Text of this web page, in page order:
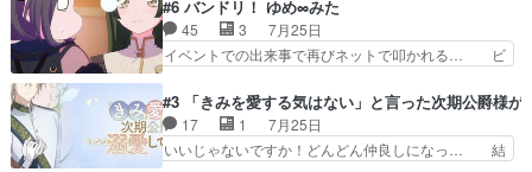
からのいらすとやは草だった。… 今回は亜也子回
でしたね頼もしさと乙女らし… 貞宗、キモいギョ
ロ目としか思ってなかった…
らず生物学者には見えないわね響野君… 正体を知
らないのにどちりも肯定してくれた… 黒絵がハル
ゴンになっても、南を助けて大事… OPにデスボ
心を許す、母の友達である光… 黒絵の可愛さレベ
ルが止まらない。南くんと… 黒絵の母とのやり取
りでエヴァの加持さん思…
#6 バンドリ！ ゆめ∞みた
45 3
7月25日
イベントでの出来事で再びネットで叩かれる… ビ
ラがまじで何がしたいかわからん！先生… 陰キャ
の間合いにスルっと入ってきて相手の… ビオラが
都子さんを籠絡しに来ててやばいぞ… マネージャ
ー現実版初登場！バレーボールに… 藻掻きながら
#3 「きみを愛する気はない」と言った次期公爵様が
17 1
7月25日
いいじゃないですか！どんどん仲良しになっ… 結